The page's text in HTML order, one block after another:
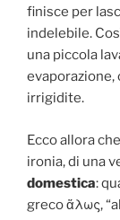
finisce per
indelebile.
una piccola
irrigidite.
Ecco allora
ironia, di una
domestica:
greco ἅλως,